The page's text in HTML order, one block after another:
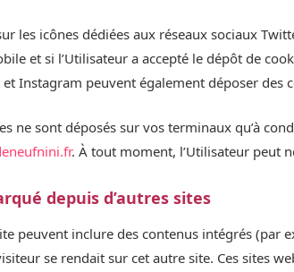
les icônes dédiées aux réseaux sociaux
et si l’Utilisateur a accepté le dépôt de
Instagram peuvent également déposer
ne sont déposés sur vos terminaux qu’à
. À tout moment, l’Utilisateur peut
depuis d’autres sites
peuvent inclure des contenus intégrés (par
se rendait sur cet autre site. Ces sites